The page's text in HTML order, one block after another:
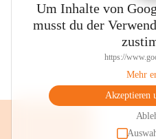
Um Inhalte von
musst du der
https://
Mehr
Akzeptieren